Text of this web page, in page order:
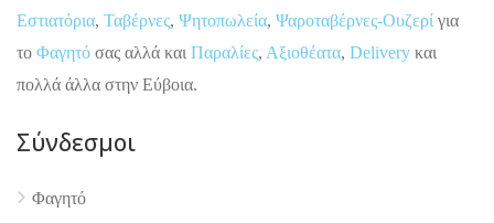
Εστιατόρια, Ταβέρνες, Ψητοπωλεία, Ψαροταβέρνες-Ουζερί για
το Φαγητό σας αλλά και Παραλίες, Αξιοθέατα, Delivery και
πολλά άλλα στην Εύβοια.
Σύνδεσμοι
Φαγητό